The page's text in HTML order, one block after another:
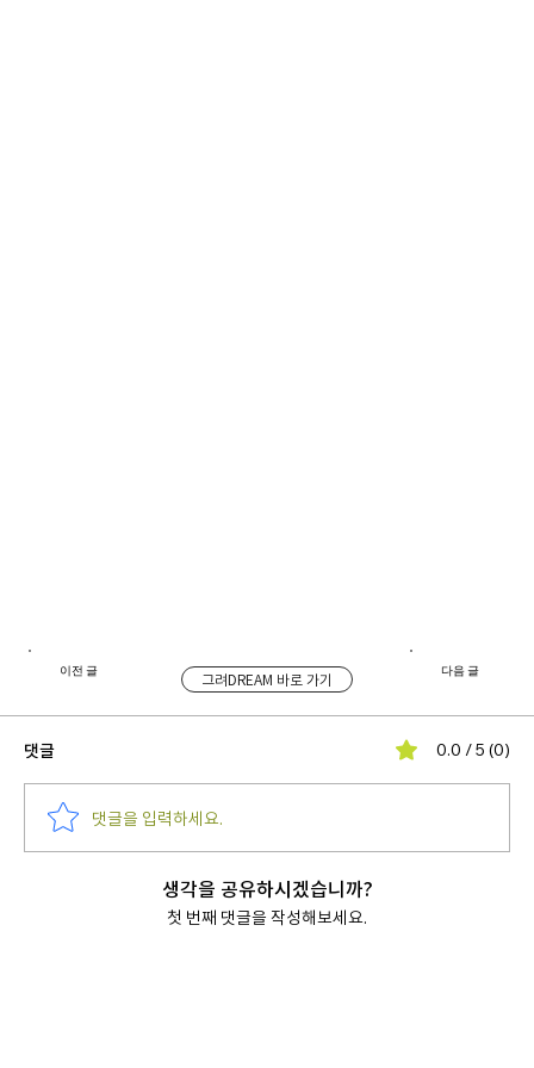
댓글 0.0 / 5 (0)
댓글을 입력하세요.
생각을 공유하시겠습니까?
첫 번째 댓글을 작성해보세요.
이전 글 그려DREAM 바로 가기 다음 글